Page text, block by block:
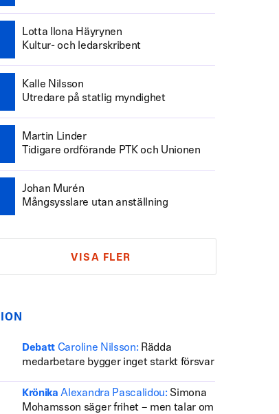
Lotta Ilona Häyrynen
Kultur- och ledarskribent
Kalle Nilsson
Utredare på statlig myndighet
Martin Linder
Tidigare ordförande PTK och Unionen
Johan Murén
Mångsysslare utan anställning
VISA FLER
Debatt Caroline Nilsson: Rädda
medarbetare bygger inget starkt försvar
Krönika Alexandra Pascalidou: Simona
Mohamsson säger frihet – men talar om